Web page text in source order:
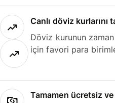
Canlı döviz kurlarını
Döviz kurunun
için favori para
Tamamen ücretsiz ve